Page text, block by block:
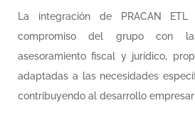
La integración de PRACAN
compromiso del grupo con
asesoramiento fiscal y jurídico,
adaptadas a las necesidades
contribuyendo al desarrollo